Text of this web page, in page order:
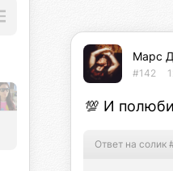
Марс
#142
💯 И
Ответ на солик